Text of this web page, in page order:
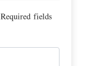
Required fields